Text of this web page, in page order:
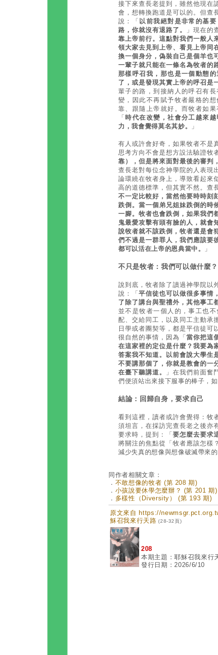
接下來查長老提到，雖然他現在
會，想轉換跑道是可以的。但查
說：「 以前我絕對是非常的基
路，你就沒有退路了。
」現在的
靠上帝前行。這點對我們一般人
領大家去見到上帝、看見上帝同
換一個身分，偽裝自己是個羊也
一輩子就只能在一條名為牧者的
那樣呼召我，那也是一個動態
了，或是發現其實上帝的呼召是
輩子的路，到接納人的呼召有
變，因此不再賦予牧者嚴格的
靠、跟隨上帝就好。而牧者如
「 時代在改變，社會分工越來
力，我會覺得莫名其妙。
」
有人或許會好奇，如果牧者不是
思考方向不會是想方設法驗證牧
靠），但是將來面對最後的審判
查長老對每位念神學院的人表現
論環繞在牧者身上，導致看起來
高的道德標準，但其實不然。查
不一定比較好，當然他要時時刻
跌倒。當一個弟兄姐妹跌倒的時
一腳。牧者也會跌倒，如果我們
鬼最愛攻擊有頭有臉的人，就會
說牧者就不該跌倒，牧者還是會
們不過是一群罪人，我們應該要
都可以活在上帝的恩典當中。
」
不只是牧者：我們可以做什麼？
說到底，牧者除了讀過神學院以
說：「 平信徒也可以做很多事情
了除了講台與聖禮外，其他事工
並不是牧者一個人的，事工也
配、交給同工，以及同工主動承
日學或者團契等，都是平信徒可
很自然的事情，因為「 當你把這
在這家裡的定位是什麼？我要為
答案我不知道。以前會說大學生
不要講那個了，你就是教會的一
在臺下聽講道。
」在我們前面奮
們便須站出來接下服事的棒子，
結論：回歸自身，要求自己
看到這裡，讀者或許會覺得：牧
須坦言，在採訪完查長老之後亦
要求時，提到：「 要怎麼去要求
將關注的焦點從「牧者應該怎樣
減少失真的想像與想像破滅帶來
同作者相關文章：
． 不敢想像的牧者 (第 208 期)
． 小孩說要休學怎麼辦？ (第 201 期)
． 多樣性（Diversity） (第 193 期)
原文來自 https://
穌召我來行天路 (28-32頁)
208
本期主題：耶穌召我來行
發行日期：2026/6/10